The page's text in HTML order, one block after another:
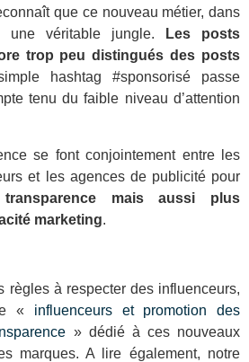
que ce nouveau métier, dans
une véritable jungle.
Les posts
trop peu distingués des posts
hashtag #sponsorisé passe
tenu du faible niveau d’attention
se font conjointement entre les
et les agences de publicité pour
mais aussi plus
marketing.
règles à respecter des influenceurs,
« influenceurs et promotion des
» dédié à ces nouveaux
marques. A lire également, notre